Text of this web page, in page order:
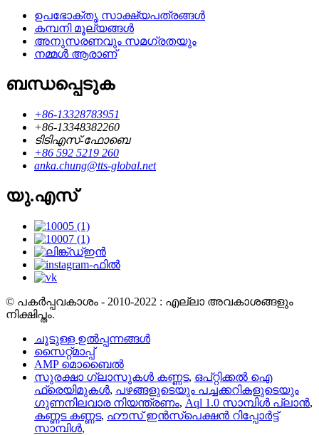
ഉപഭോക്തൃ സാക്ഷ്യപത്രങ്ങൾ
കമ്പനി മൂല്യങ്ങൾ
അനുസരണവും സമഗ്രതയും
നമ്മൾ ആരാണ്
ബന്ധപ്പെടുക
+86-13328783951
+86-13348382260
ടിടിഎസ്-ഫോബെ
+86 592 5219 260
anka.chung@tts-global.net
യു.എസ്
© പകർപ്പവകാശം - 2010-2022 : എല്ലാ അവകാശങ്ങളും
നിക്ഷിപ്തം.
ചൂടുള്ള ഉൽപ്പന്നങ്ങൾ
സൈറ്റ്മാപ്പ്
AMP മൊബൈൽ
സുരക്ഷാ ഗ്ലാസുകൾ കണ്ണട, ഒപ്റ്റിക്കൽ ഐ
ഫ്രെയിമുകൾ, പഴങ്ങളുടെയും പച്ചക്കറികളുടെയും
ഗുണനിലവാര നിയന്ത്രണം, Aql 1.0 സാമ്പിൾ പ്ലാൻ,
കണ്ണട കണ്ണട, ഹൗസ് ഇൻസ്പെക്ഷൻ റിപ്പോർട്ട്
സാമ്പിൾ,